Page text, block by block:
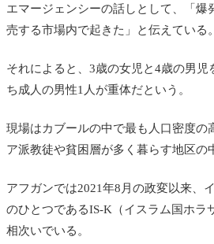
エマージェンシーの話しとして、「爆
売する市場内で起きた」と伝えている。
それによると、3歳の女児と4歳の男児
ち成人の男性1人が重体だという。
現場はカブールの中で最も人口密度の
ア派教徒や貧困層が多く暮らす地区の
アフガンでは2021年8月の政変以来、
のひとつであるIS-K（イスラム国ホラ
相次いでいる。